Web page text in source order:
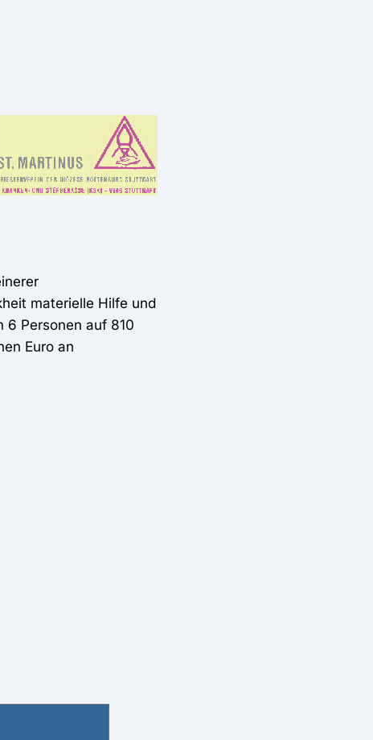
materielle Hilfe und
6 Personen auf 810
Euro an